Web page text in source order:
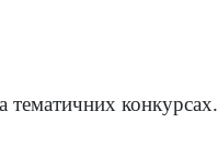
тематичних конкурсах.